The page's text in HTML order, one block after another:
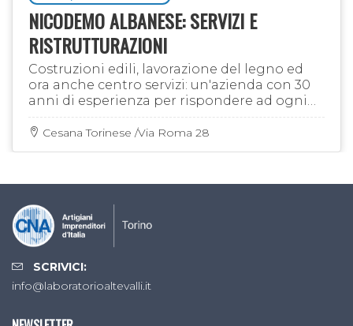
NICODEMO ALBANESE: SERVIZI E
RISTRUTTURAZIONI
Costruzioni edili, lavorazione del legno ed
ora anche centro servizi: un'azienda con 30
anni di esperienza per rispondere ad ogni
esigenza nella ristrutturazione e nella
manutenzione delle baite di …
Cesana Torinese /Via Roma 28
SCRIVICI:
info@laboratorioaltevalli.it